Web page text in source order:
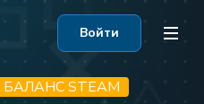
Войти
STEAM